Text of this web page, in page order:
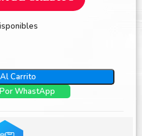
Carrito
WhastApp